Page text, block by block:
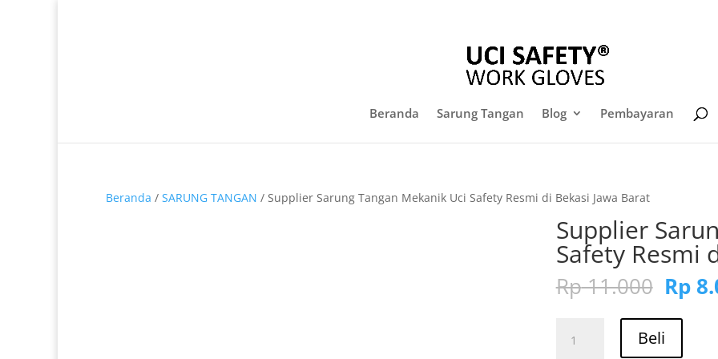
Beranda Sarung Tangan Blog Pembayaran
Beranda / SARUNG TANGAN / Supplier Sarung Tangan Mekanik Uci Safety Resmi di Bekasi Jawa Barat
Supplier
Safety Resmi
Rp11.000
Rp
Rp
Supplier
Beli